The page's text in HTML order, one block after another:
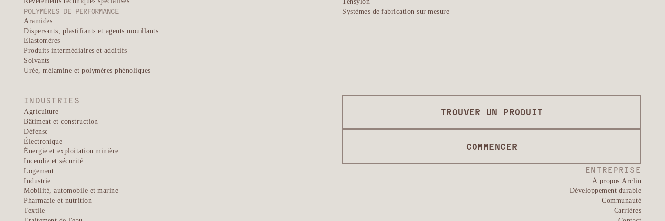
POLYMÈRES DE PERFORMANCE
Aramides
Dispersants, plastifiants et agents mouillants
Élastomères
Produits intermédiaires et additifs
Solvants
Urée, mélamine et polymères phénoliques
Systèmes de fabrication sur mesure
INDUSTRIES
Agriculture
Bâtiment et construction
Défense
Électronique
Énergie et exploitation minière
Incendie et sécurité
Logement
Industrie
Mobilité, automobile et marine
Pharmacie et nutrition
Textile
TROUVER UN PRODUIT
COMMENCER
ENTREPRISE
À propos Arclin
Développement durable
Communauté
Carrières